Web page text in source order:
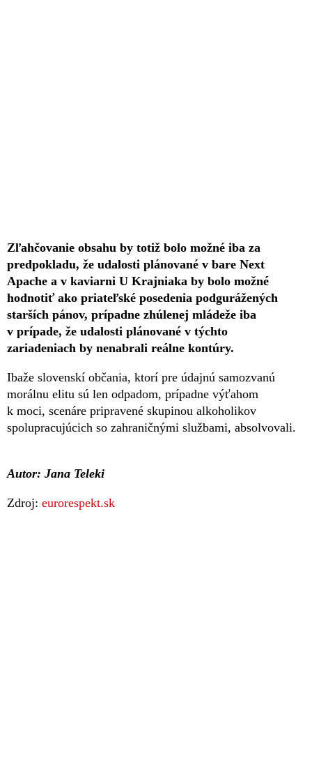
Zľahčovanie obsahu by totiž bolo možné iba za
predpokladu, že udalosti plánované v bare Next
Apache a v kaviarni U Krajniaka by bolo možné
hodnotiť ako priateľské posedenia podgurážených
starších pánov, prípadne zhúlenej mládeže iba
v prípade, že udalosti plánované v týchto
zariadeniach by nenabrali reálne kontúry.
Ibaže slovenskí občania, ktorí pre údajnú samozvanú
morálnu elitu sú len odpadom, prípadne výťahom
k moci, scenáre pripravené skupinou alkoholikov
spolupracujúcich so zahraničnými službami, absolvovali.
Autor: Jana Teleki
Zdroj: eurorespekt.sk